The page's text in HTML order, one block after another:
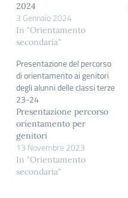
2024
3 Gennaio 2024
In "Orientamento
secondaria"
Presentazione del percorso
di orientamento ai genitori
degli alunni delle classi terze
23-24
Presentazione percorso
orientamento per
genitori
13 Novembre 2023
In "Orientamento
secondaria"